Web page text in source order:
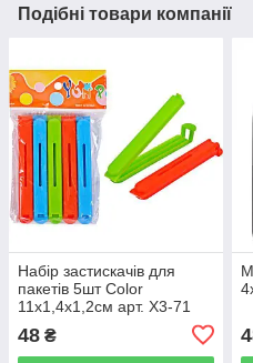
Подібні товари компанії
Набір застискачів для
пакетів 5шт Color
11х1,4х1,2см арт. X3-71
48 ₴